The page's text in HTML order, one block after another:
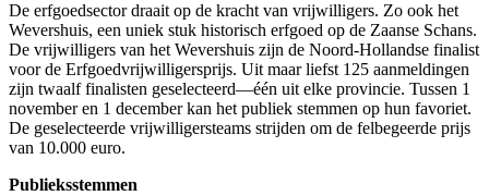
De erfgoedsector draait op de kracht van vrijwilligers. Zo ook het
Wevershuis, een uniek stuk historisch erfgoed op de Zaanse Schans.
De vrijwilligers van het Wevershuis zijn de Noord-Hollandse finalist
voor de Erfgoedvrijwilligersprijs. Uit maar liefst 125 aanmeldingen
zijn twaalf finalisten geselecteerd—één uit elke provincie. Tussen 1
november en 1 december kan het publiek stemmen op hun favoriet.
De geselecteerde vrijwilligersteams strijden om de felbegeerde prijs
van 10.000 euro.
Publieksstemmen